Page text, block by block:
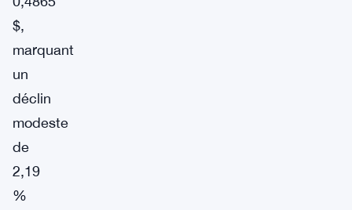
$,
marquant
un
déclin
modeste
de
2,19
%